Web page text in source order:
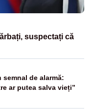
suspectați că
de alarmă:
ar putea salva vieți”